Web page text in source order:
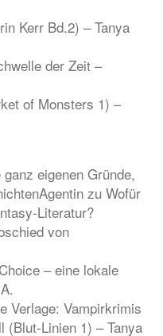
Kerr Bd.2) – Tanya
der Zeit –
of Monsters 1) –
eigenen Gründe,
zu Wofür
Literatur?
von
– eine lokale
Verlage: Vampirkrimis
(Blut-Linien 1) – Tanya